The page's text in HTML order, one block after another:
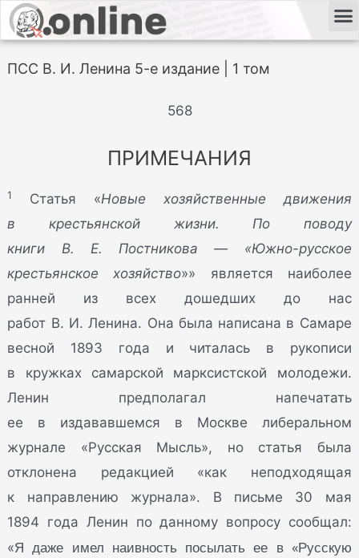
ПСС В. И. Ленина 5-е издание | 1 том
568
ПРИМЕЧАНИЯ
1 Статья «Новые хозяйственные движения
в крестьянской жизни. По поводу
книги В. Е. Постникова — «Южно-русское
крестьянское хозяйство»» является наиболее
ранней из всех дошедших до нас
работ В. И. Ленина. Она была написана в Самаре
весной 1893 года и читалась в рукописи
в кружках самарской марксистской молодежи.
Ленин предполагал напечатать
ее в издававшемся в Москве либеральном
журнале «Русская Мысль», но статья была
отклонена редакцией «как неподходящая
к направлению журнала». В письме 30 мая
1894 года Ленин по данному вопросу сообщал:
«Я даже имел наивность посылать ее в «Русскую